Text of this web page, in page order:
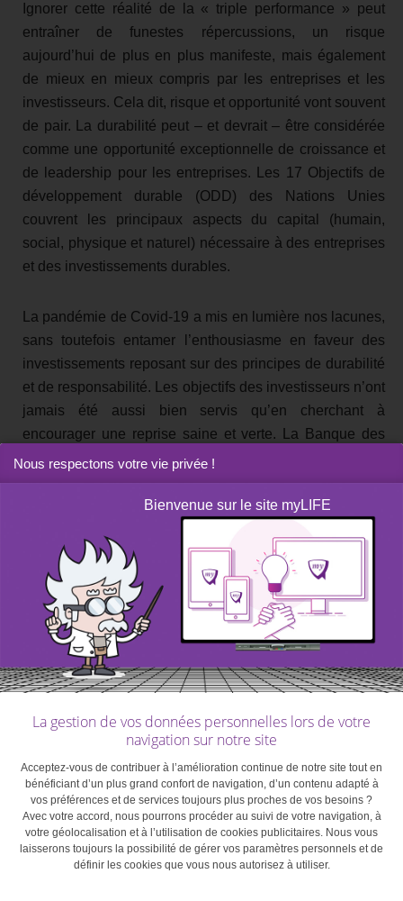
Ignorer cette réalité de la « triple performance » peut
entraîner de funestes répercussions, un risque
aujourd’hui de plus en plus manifeste, mais également
de mieux en mieux compris par les entreprises et les
investisseurs. Cela dit, risque et opportunité vont souvent
de pair. La durabilité peut – et devrait – être considérée
comme une opportunité exceptionnelle de croissance et
de leadership pour les entreprises. Les 17 Objectifs de
développement durable (ODD) des Nations Unies
couvrent les principaux aspects du capital (humain,
social, physique et naturel) nécessaire à des entreprises
et des investissements durables.
La pandémie de Covid-19 a mis en lumière nos lacunes,
sans toutefois entamer l’enthousiasme en faveur des
investissements reposant sur des principes de durabilité
et de responsabilité. Les objectifs des investisseurs n’ont
jamais été aussi bien servis qu’en cherchant à
encourager une reprise saine et verte. La Banque des
règlements internationaux elle-même (BRI, présentée
comme la banque des banques centrales) a souligné
que « les effets des risques mondiaux tels que les
résilience à l’œuvre au sein de nos systèmes de
production… De nombreux décideurs politiques prônent
une ‘reprise verte’, tirant les leçons de la crise mais
reconnaissant également les défis à relever. De
nombreuses suggestions pratiques ont été émises à cet
égard, concernant notamment le déploiement
d’investissements publics massifs mais sélectifs, qui
pourraient contribuer à assurer une ‘reprise verte’
opportune et plus durable assortie d’une empreinte
carbone plus faible, en atténuant ou tout du moins en
n’aggravant pas les risques inhérents aux nouveaux
cygnes verts ».2
La principale différence entre la crise que nous
Nous respectons votre vie privée !
Bienvenue sur le site myLIFE
La gestion de vos données personnelles lors de votre
navigation sur notre site
Acceptez-vous de contribuer à l’amélioration continue de notre site tout en
bénéficiant d’un plus grand confort de navigation, d’un contenu adapté à
vos préférences et de services toujours plus proches de vos besoins ?
Avec votre accord, nous pourrons procéder au suivi de votre navigation, à
votre géolocalisation et à l’utilisation de cookies publicitaires. Nous vous
laisserons toujours la possibilité de gérer vos paramètres personnels et de
définir les cookies que vous nous autorisez à utiliser.